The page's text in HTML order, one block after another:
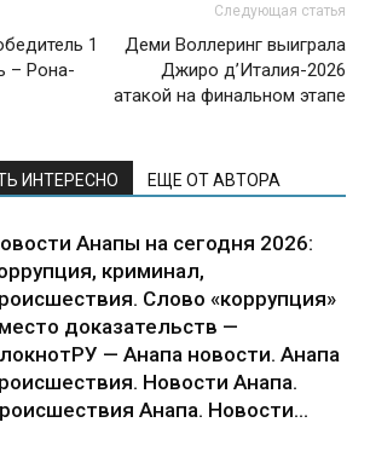
1
– Рона-
Следующая статья
Деми Воллеринг выиграла
Джиро д’Италия-2026
атакой на финальном этапе
ИНТЕРЕСНО ЕЩЕ ОТ АВТОРА
Анапы на сегодня 2026:
криминал,
Слово «коррупция»
доказательств —
— Анапа новости. Анапа
Новости Анапа.
Анапа. Новости...